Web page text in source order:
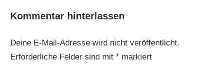
Kommentar hinterlassen
Deine E-Mail-Adresse wird nicht veröffentlicht.
Erforderliche Felder sind mit* markiert